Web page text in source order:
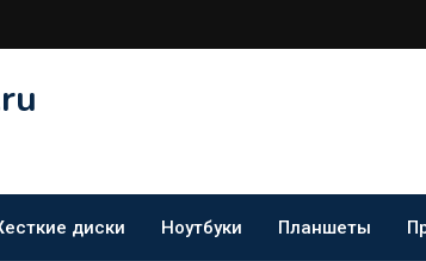
диски Ноутбуки Планшеты